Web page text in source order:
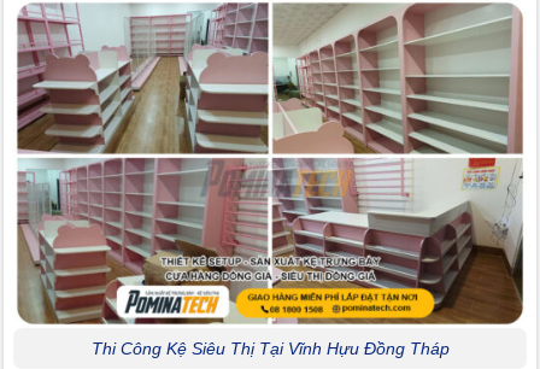
Thi Công Kệ Siêu Thị Tại Vĩnh Hựu Đồng Tháp